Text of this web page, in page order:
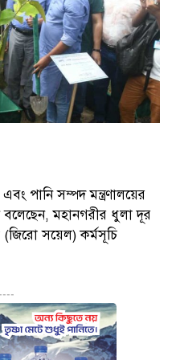
পানি সম্পদ মন্ত্রণালয়ের
বলেছেন, মহানগরীর ধুলা দূর
(জিরো সয়েল) কর্মসূচি